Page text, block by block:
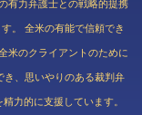
有力弁護士との戦略的提携
。 全米の有能で信頼でき
米のクライアントのために
、思いやりのある裁判弁
力的に支援しています。